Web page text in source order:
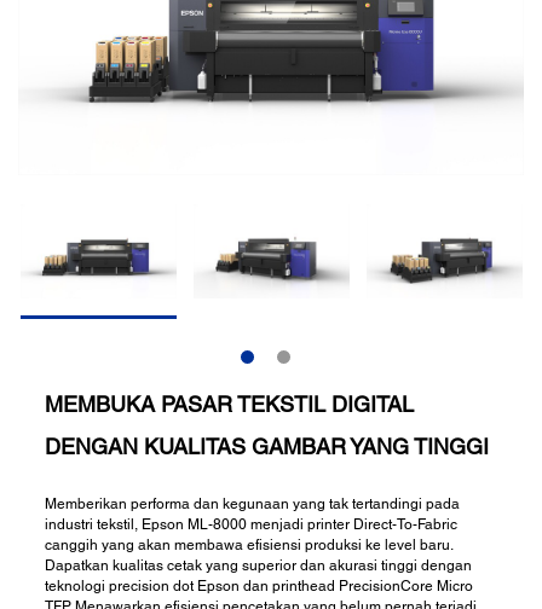
MEMBUKA PASAR TEKSTIL DIGITAL
DENGAN KUALITAS GAMBAR YANG TINGGI
Memberikan performa dan kegunaan yang tak tertandingi pada
industri tekstil, Epson ML-8000 menjadi printer Direct-To-Fabric
canggih yang akan membawa efisiensi produksi ke level baru.
Dapatkan kualitas cetak yang superior dan akurasi tinggi dengan
teknologi precision dot Epson dan printhead PrecisionCore Micro